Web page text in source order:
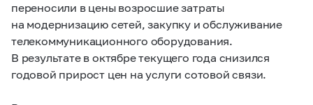
переносили в цены возросшие затраты
на модернизацию сетей, закупку и обслуживание
телекоммуникационного оборудования.
В результате в октябре текущего года снизился
годовой прирост цен на услуги сотовой связи.